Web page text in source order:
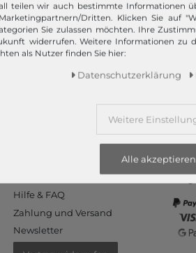
Mehr dazu!
Hilfe & FAQ
Zahlung und Versand
Newsletter
teilen wir auch bestimmte Informationen
Dritten. Klicken Sie auf
Sie zulassen möchten. Ihre
widerrufen. Weitere Informationen zu
als Nutzer finden Sie hier:
Daten­schutz­erklärung
Weitere
Alle akzeptieren